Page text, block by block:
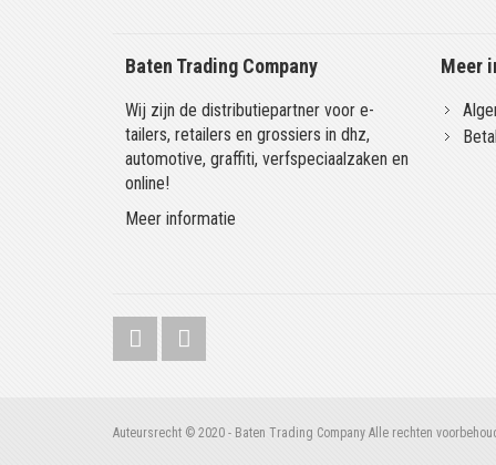
Baten Trading Company
Wij zijn de distributiepartner voor e-
tailers, retailers en grossiers in dhz,
automotive, graffiti, verfspeciaalzaken en
online!
Meer informatie
Meer
Auteursrecht © 2020 - Baten Trading Company Alle rechten